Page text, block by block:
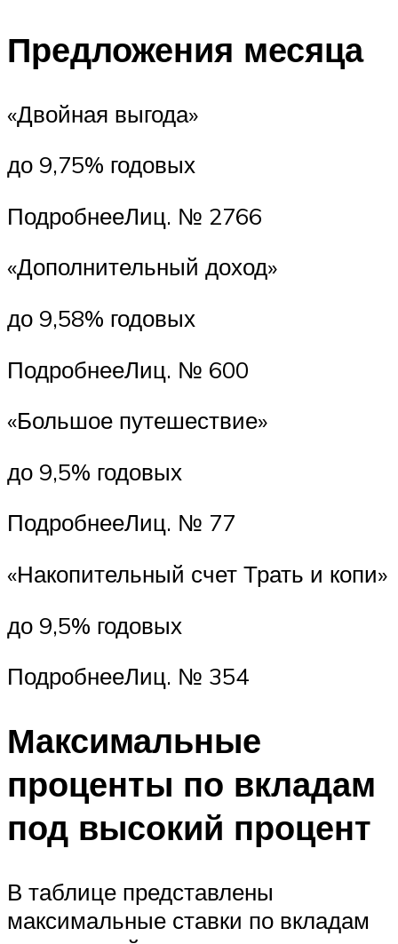
Предложения месяца
«Двойная выгода»
до 9,75% годовых
ПодробнееЛиц. № 2766
«Дополнительный доход»
до 9,58% годовых
ПодробнееЛиц. № 600
«Большое путешествие»
до 9,5% годовых
ПодробнееЛиц. № 77
«Накопительный счет Трать и копи»
до 9,5% годовых
ПодробнееЛиц. № 354
Максимальные
проценты по вкладам
под высокий процент
В таблице представлены
максимальные ставки по вкладам